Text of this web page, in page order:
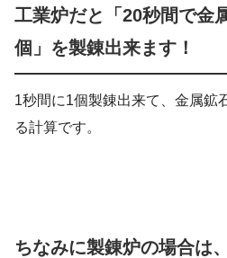
工業炉だと「20秒間で金
個」を製錬出来ます！
1秒間に1個製錬出来て、金属鉱
る計算です。
ちなみに製錬炉の場合は